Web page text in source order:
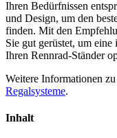
Ihren Bedürfnissen
und Design, um den
finden. Mit den
Sie gut gerüstet, um
Ihren Rennrad-Ständer
Weitere Informationen
Regalsysteme.
Inhalt